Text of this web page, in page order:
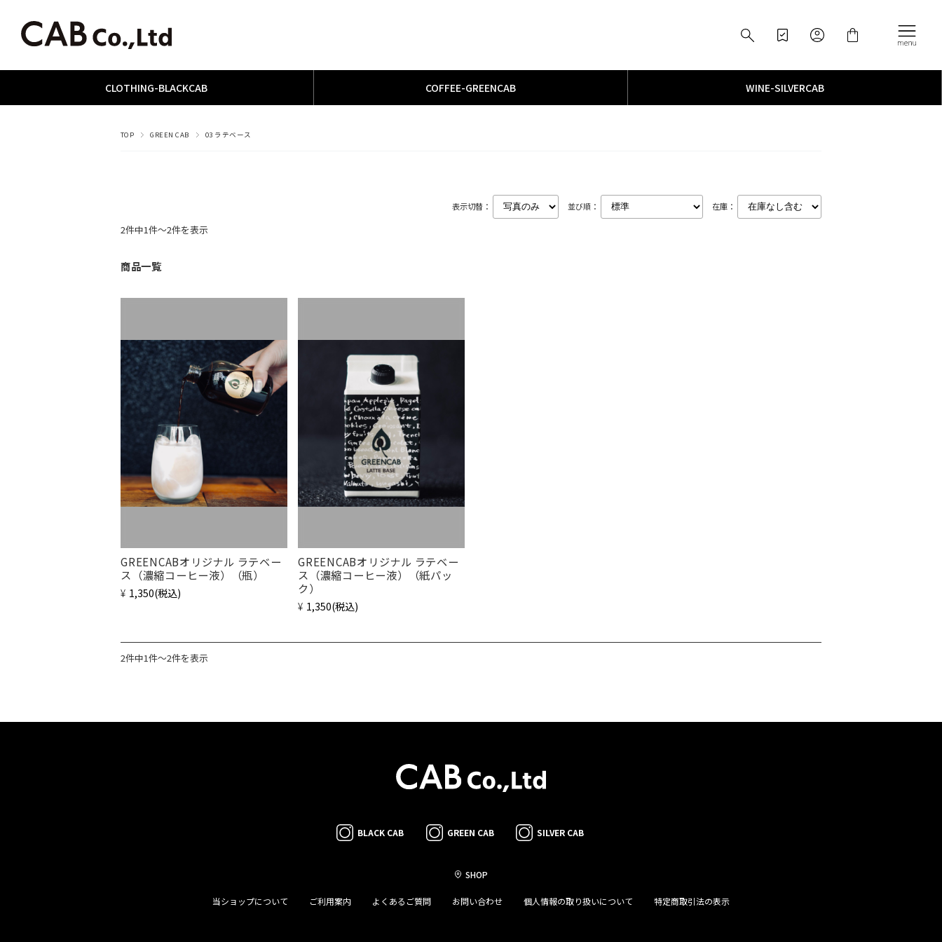
CLOTHING­-­BLACKCAB COFFEE­-­GREENCAB WINE­-­SILVERCAB
TOP GREEN CAB 03 ラテベース
表示切替： 並び順： 在庫：
2件中1件〜2件を表示
商品一覧
GREENCABオリジナル ラテベー
ス（濃縮コーヒー液）（瓶）
¥1,350(税込)
GREENCABオリジナル ラテベー
ス（濃縮コーヒー液）（紙パッ
ク）
¥1,350(税込)
2件中1件〜2件を表示
BLACK CAB GREEN CAB SILVER CAB
SHOP
当ショップについて ご利用案内 よくあるご質問 お問い合わせ 個人情報の取り扱いについて 特定商取引法の表示